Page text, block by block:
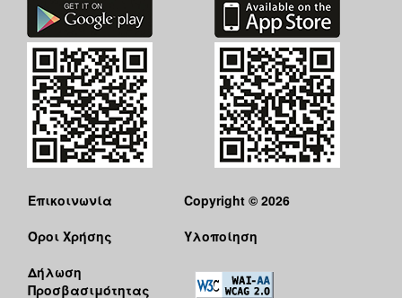
Επικοινωνία
Όροι Χρήσης
Δήλωση
Προσβασιμότητας
Copyright © 2026
Υλοποίηση